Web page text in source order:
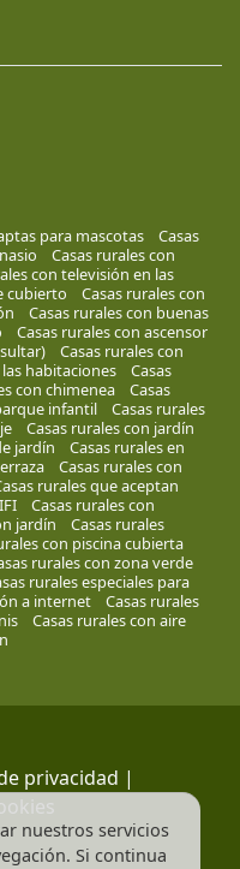
para mascotas
Casas
Casas rurales con
con televisión en las
cubierto
Casas rurales con
Casas rurales con buenas
Casas rurales con ascensor
Casas rurales con
habitaciones
Casas
con chimenea
Casas
infantil
Casas rurales
Casas rurales con jardín
jardín
Casas rurales en
Casas rurales con
rurales que aceptan
Casas rurales con
jardín
Casas rurales
con piscina cubierta
rurales con zona verde
rurales especiales para
a internet
Casas rurales
Casas rurales con aire
privacidad |
nuestros servicios
Si continua